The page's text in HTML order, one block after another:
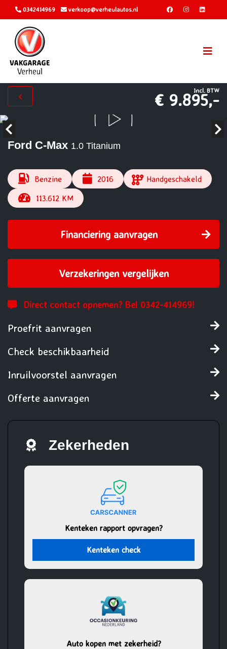
0342414969 verkoop@verheulautos.nl
Incl. BTW
€ 9.895,-
Ford C-Max 1.0 Titanium
Benzine 2016
Handgeschakeld
113.612 KM
Financiering aanvragen
Verzekeringen vergelijken
Direct contact opnemen? Bel 0342-414969!
Proefrit aanvragen
Check beschikbaarheid
Inruilvoorstel aanvragen
Offerte aanvragen
Zekerheden
Kenteken rapport opvragen?
Kenteken check
Auto kopen met zekerheid?